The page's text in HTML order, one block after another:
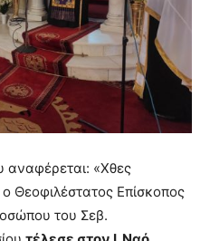
αναφέρεται: «Χθες
Θεοφιλέστατος Επίσκοπος
του Σεβ.